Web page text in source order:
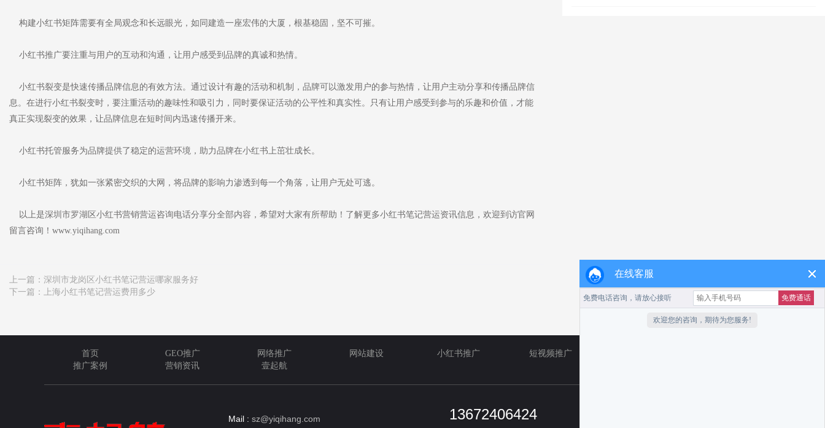
构建小红书矩阵需要有全局观念和长远眼光，如同建造一座宏伟的大厦，根基稳固，坚不可摧。
小红书推广要注重与用户的互动和沟通，让用户感受到品牌的真诚和热情。
小红书裂变是快速传播品牌信息的有效方法。通过设计有趣的活动和机制，品牌可以激发用户的参与热情，让用户主动分享和传播品牌信
息。在进行小红书裂变时，要注重活动的趣味性和吸引力，同时要保证活动的公平性和真实性。只有让用户感受到参与的乐趣和价值，才能
真正实现裂变的效果，让品牌信息在短时间内迅速传播开来。
小红书托管服务为品牌提供了稳定的运营环境，助力品牌在小红书上茁壮成长。
小红书矩阵，犹如一张紧密交织的大网，将品牌的影响力渗透到每一个角落，让用户无处可逃。
以上是深圳市罗湖区小红书营销营运咨询电话分享分全部内容，希望对大家有所帮助！了解更多小红书笔记营运资讯信息，欢迎到访官网
留言咨询！www.yiqihang.com
上一篇： 深圳市龙岗区小红书笔记营运哪家服务好
下一篇：
上海小红书笔记营运费用多少
首页 GEO推广 网络推广 网站建设 小红书推广 短视频推广
推广案例
营销资讯 壹起航
Mail : sz@yiqihang.com 13672406424
在线客服